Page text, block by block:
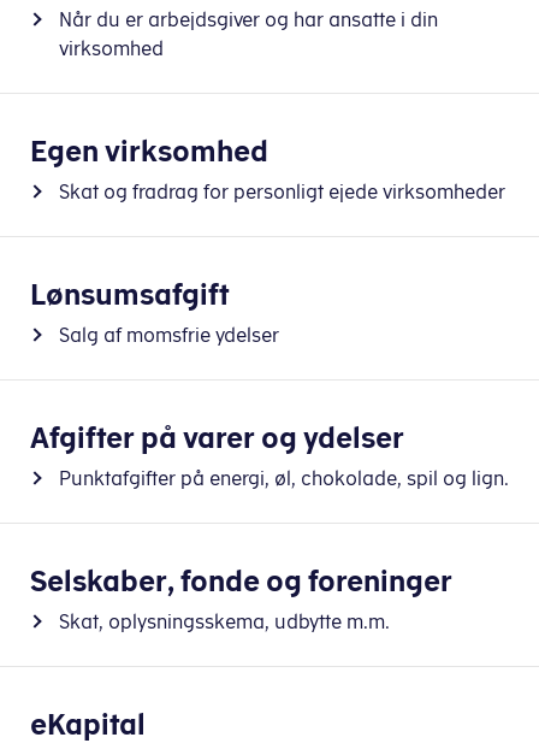
Når du er arbejdsgiver og har ansatte i din
virksomhed
Egen virksomhed
Skat og fradrag for personligt ejede virksomheder
Lønsumsafgift
Salg af momsfrie ydelser
Afgifter på varer og ydelser
Punktafgifter på energi, øl, chokolade, spil og lign.
Selskaber, fonde og foreninger
Skat, oplysningsskema, udbytte m.m.
eKapital